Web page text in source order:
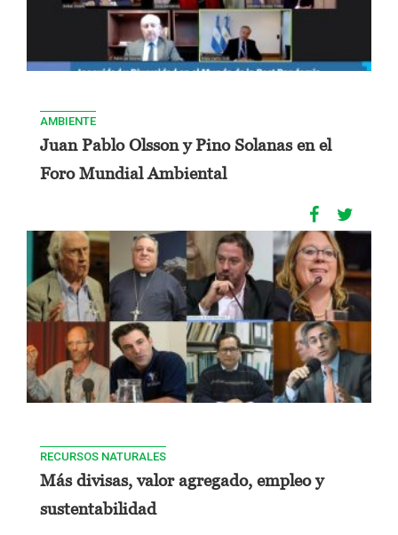
AMBIENTE
Juan Pablo Olsson y Pino Solanas en el
Foro Mundial Ambiental
RECURSOS NATURALES
Más divisas, valor agregado, empleo y
sustentabilidad